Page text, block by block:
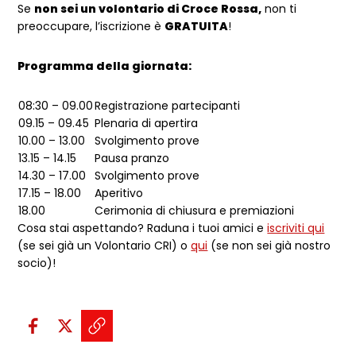
Se non sei un volontario di Croce Rossa, non ti
preoccupare, l’iscrizione è GRATUITA!
Programma della giornata:
08:30 – 09.00Registrazione partecipanti
09.15 – 09.45 Plenaria di apertira
10.00 – 13.00
Svolgimento prove
13.15 – 14.15
Pausa pranzo
14.30 – 17.00
Svolgimento prove
17.15 – 18.00
Aperitivo
18.00
Cerimonia di chiusura e premiazioni
Cosa stai aspettando? Raduna i tuoi amici eiscriviti qui
(se sei già un Volontario CRI) oqui (se non sei già nostro
socio)!
Condividi sui social:
Condividi su Facebook - apre
Condividi su X - apre una
Copia il link e condividi -